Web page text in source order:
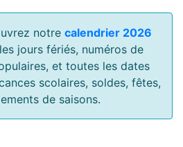
notre calendrier 2026
jours fériés, numéros de
et toutes les dates
scolaires, soldes, fêtes,
de saisons.